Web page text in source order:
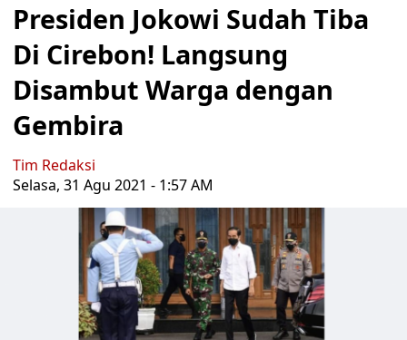
Presiden Jokowi Sudah Tiba
Di Cirebon! Langsung
Disambut Warga dengan
Gembira
Tim Redaksi
Selasa, 31 Agu 2021 - 1:57 AM